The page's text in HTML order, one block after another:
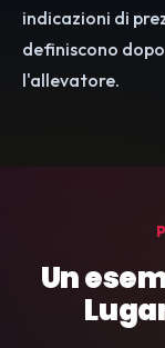
indicazioni di
definiscono
l'allevatore.
Un